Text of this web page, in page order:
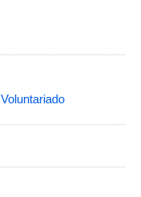
Voluntariado